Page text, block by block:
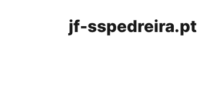
jf-sspedreira.pt